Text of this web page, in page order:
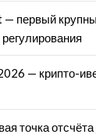
— первый
— крипто-
точка